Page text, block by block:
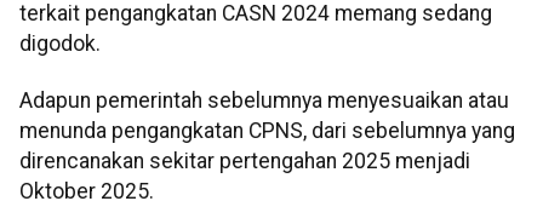
terkait pengangkatan CASN 2024 memang sedang
digodok.
Adapun pemerintah sebelumnya menyesuaikan atau
menunda pengangkatan CPNS, dari sebelumnya yang
direncanakan sekitar pertengahan 2025 menjadi
Oktober 2025.